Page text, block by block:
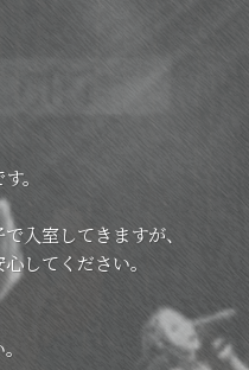
。
入室してきますが、
してください。